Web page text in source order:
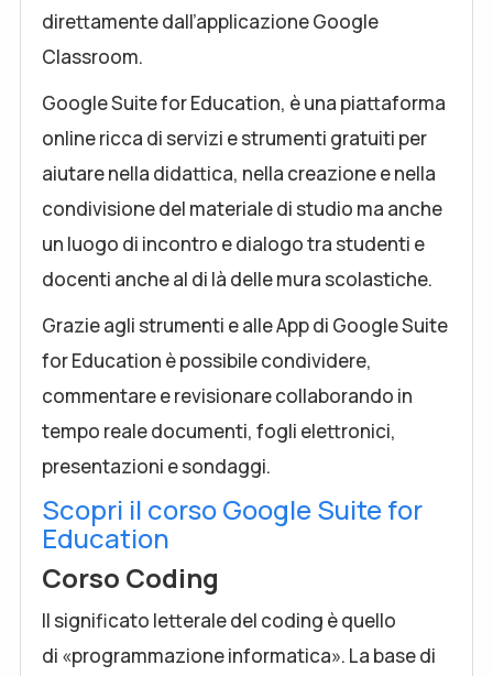
direttamente dall’applicazione Google
Classroom.
Google Suite for Education, è una piattaforma
online ricca di servizi e strumenti gratuiti per
aiutare nella didattica, nella creazione e nella
condivisione del materiale di studio ma anche
un luogo di incontro e dialogo tra studenti e
docenti anche al di là delle mura scolastiche.
Grazie agli strumenti e alle App di Google Suite
for Education è possibile condividere,
commentare e revisionare collaborando in
tempo reale documenti, fogli elettronici,
presentazioni e sondaggi.
Scopri il corso Google Suite for
Education
Corso Coding
Il significato letterale del coding è quello
di «programmazione informatica». La base di